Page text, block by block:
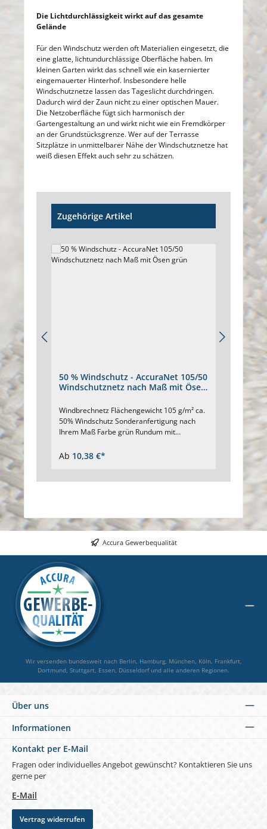
Die Lichtdurchlässigkeit wirkt auf das gesamte
Gelände
Für den Windschutz werden oft Materialien eingesetzt, die
eine glatte, lichtundurchlässige Oberfläche haben. Im
kleinen Garten wirkt das schnell wie ein kasernierter
eingemauerter Hinterhof. Insbesondere helle
Windschutznetze lassen das Tageslicht durchdringen.
Dadurch wird der Zaun nicht zu einer optischen Mauer.
Die Netzoberfläche fügt sich harmonisch der
Gartengestaltung an und wirkt nicht wie ein Fremdkörper
an der Grundstücksgrenze. Wer auf der Terrasse
Sitzplätze in unmittelbarer Nähe der Windschutznetze hat
weiß diesen Effekt auch sehr zu schätzen.
Zugehörige Artikel
50 % Windschutz - AccuraNet 105/50
Windschutznetz nach Maß mit Ösen
Windbrechnetz Flächengewicht 105 g/m² ca.
50% Windschutz Sonderanfertigung nach
Ihrem Maß Farbe grün Rundum mit
Verstärkungsband Ösen ca. alle 40 cm. UV-
Ab 10,38 €*
80 %
Saum
mm.
sand,
Ab
Accura Gewerbequalität
Wir versenden bundesweit nach Berlin, Hamburg, München, Köln, Frankfurt,
Dortmund, Stuttgart, Essen, Düsseldorf und alle anderen Regionen.
Über uns
Informationen
Kontakt per E-Mail
Fragen oder individuelles Angebot gewünscht? Kontaktieren Sie uns
gerne per
E-Mail
Vertrag widerrufen